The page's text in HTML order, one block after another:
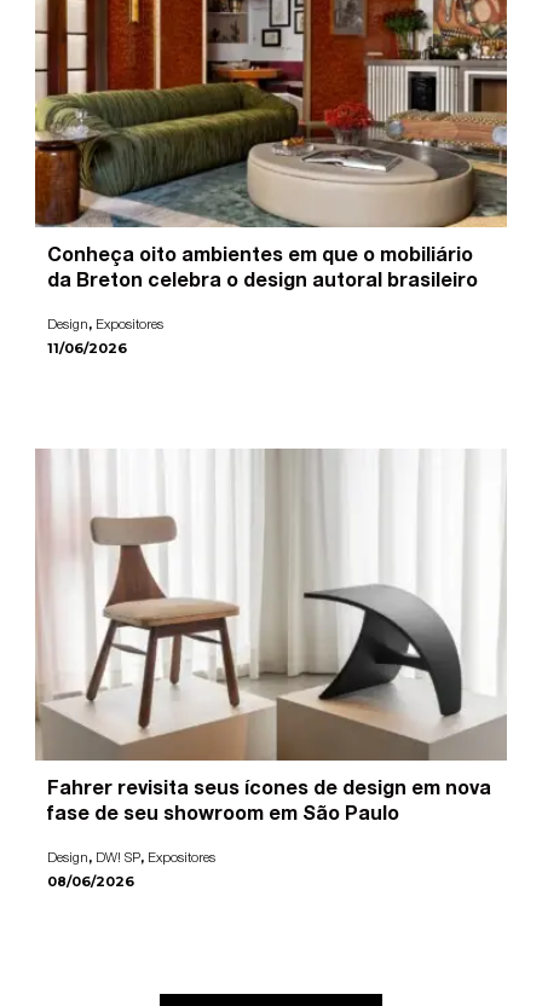
Conheça oito ambientes em que o mobiliário
da Breton celebra o design autoral brasileiro
Design, Expositores
11/06/2026
Fahrer revisita seus ícones de design em nova
fase de seu showroom em São Paulo
Design, DW! SP, Expositores
08/06/2026